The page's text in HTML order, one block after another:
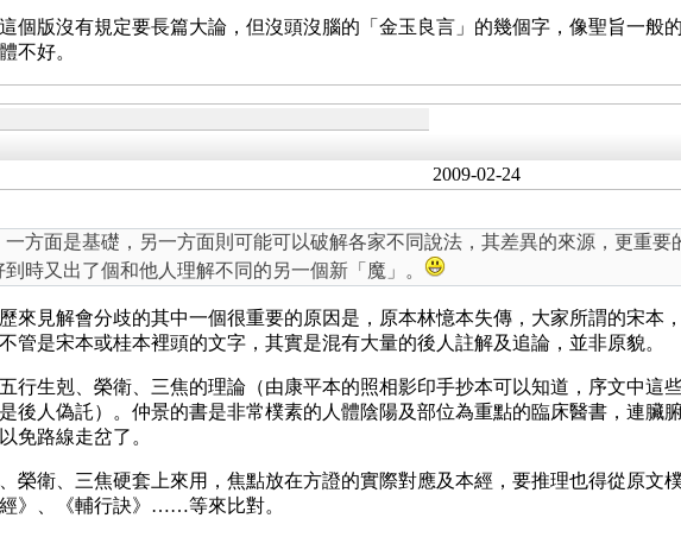
個版沒有規定要長篇大論，但沒頭沒腦的「金玉良言」的幾個字，像聖旨一般
不好。
2009-02-24
方面是基礎，另一方面則可能可以破解各家不同說法，其差異的來源，更重
時又出了個和他人理解不同的另一個新「魔」。
來見解會分歧的其中一個很重要的原因是，原本林憶本失傳，大家所謂的宋
管是宋本或桂本裡頭的文字，其實是混有大量的後人註解及追論，並非原貌。
行生剋、榮衛、三焦的理論（由康平本的照相影印手抄本可以知道，序文中這
後人偽託）。仲景的書是非常樸素的人體陰陽及部位為重點的臨床醫書，連臟
免路線走岔了。
榮衛、三焦硬套上來用，焦點放在方證的實際對應及本經，要推理也得從原文
》、《輔行訣》……等來比對。